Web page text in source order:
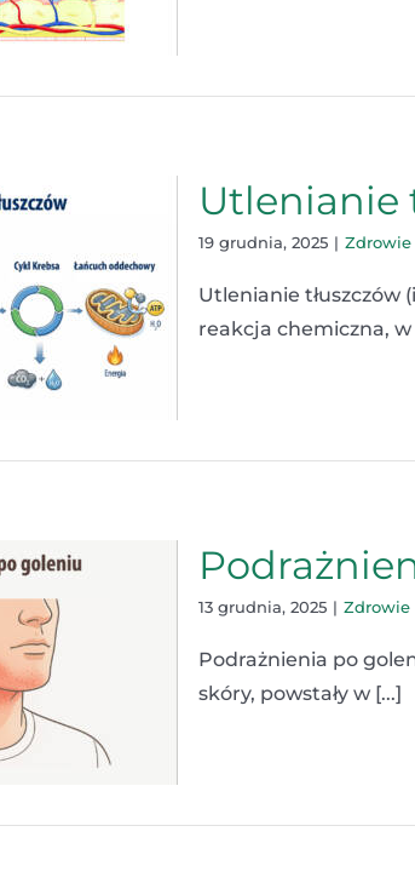
Utlenianie
19 grudnia, 2025 | Zdrowie
Utlenianie tłuszczów
reakcja chemiczna,
13 grudnia, 2025 | Zdrowie
Podrażnienia po
skóry, powstały w [...]